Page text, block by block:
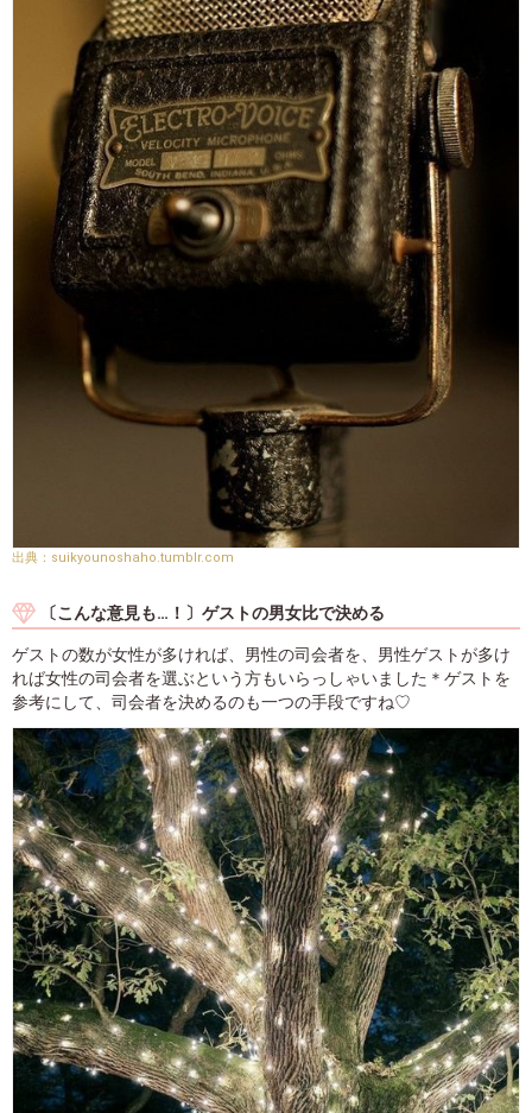
suikyounoshaho.tumblr.com
〔こんな意見も…！〕ゲストの男女比で決める
ゲストの数が女性が多ければ、男性の司会者を、男性ゲストが多け
れば女性の司会者を選ぶという方もいらっしゃいました＊ゲストを
参考にして、司会者を決めるのも一つの手段ですね♡